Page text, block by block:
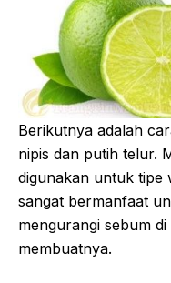
Berikutnya adalah
nipis dan putih telur.
digunakan untuk tipe
sangat bermanfaat
mengurangi sebum
membuatnya.